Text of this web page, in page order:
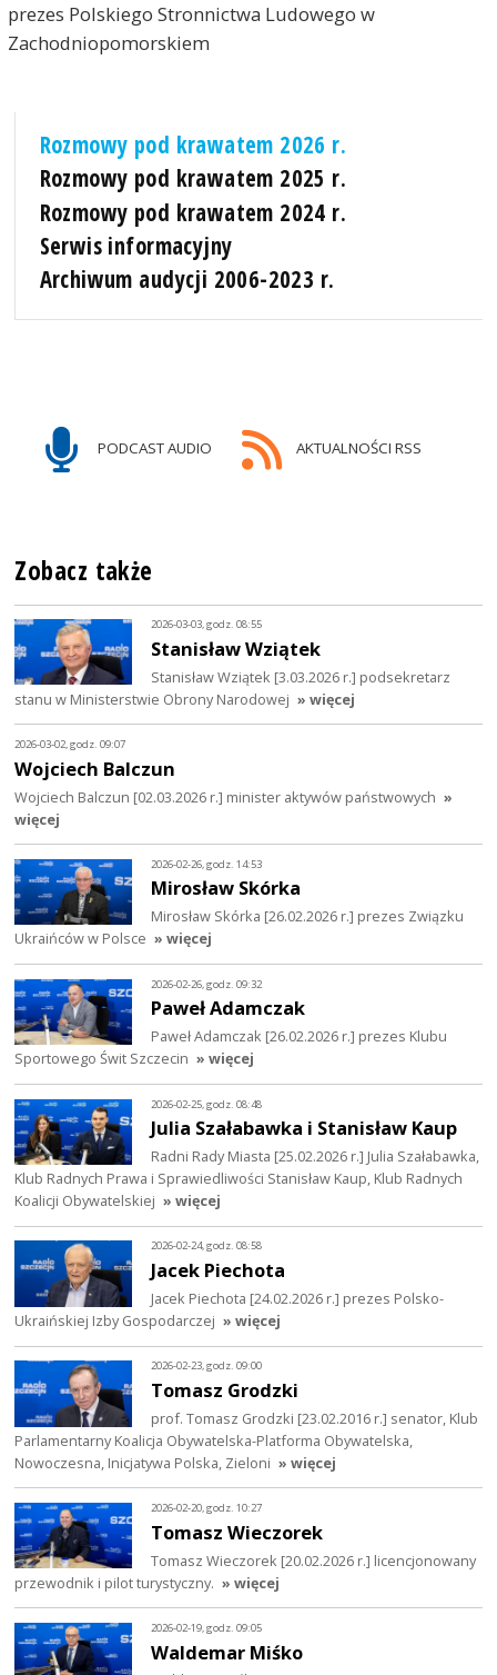
prezes Polskiego Stronnictwa Ludowego w
Zachodniopomorskiem
Rozmowy pod krawatem 2026 r.
Rozmowy pod krawatem 2025 r.
Rozmowy pod krawatem 2024 r.
Serwis informacyjny
Archiwum audycji 2006-2023 r.
PODCAST AUDIO AKTUALNOŚCI RSS
Zobacz także
2026-03-03, godz. 08:55
Stanisław Wziątek
Stanisław Wziątek [3.03.2026 r.] podsekretarz
stanu w Ministerstwie Obrony Narodowej » więcej
2026-03-02, godz. 09:07
Wojciech Balczun
Wojciech Balczun [02.03.2026 r.] minister aktywów państwowych »
więcej
2026-02-26, godz. 14:53
Mirosław Skórka
Mirosław Skórka [26.02.2026 r.] prezes Związku
Ukraińców w Polsce » więcej
2026-02-26, godz. 09:32
Paweł Adamczak
Paweł Adamczak [26.02.2026 r.] prezes Klubu
Sportowego Świt Szczecin » więcej
2026-02-25, godz. 08:48
Julia Szałabawka i Stanisław Kaup
Radni Rady Miasta [25.02.2026 r.] Julia Szałabawka,
Klub Radnych Prawa i Sprawiedliwości Stanisław Kaup, Klub Radnych
Koalicji Obywatelskiej » więcej
2026-02-24, godz. 08:58
Jacek Piechota
Jacek Piechota [24.02.2026 r.] prezes Polsko-
Ukraińskiej Izby Gospodarczej » więcej
2026-02-23, godz. 09:00
Tomasz Grodzki
prof. Tomasz Grodzki [23.02.2016 r.] senator, Klub
Parlamentarny Koalicja Obywatelska-Platforma Obywatelska,
Nowoczesna, Inicjatywa Polska, Zieloni » więcej
2026-02-20, godz. 10:27
Tomasz Wieczorek
Tomasz Wieczorek [20.02.2026 r.] licencjonowany
przewodnik i pilot turystyczny. » więcej
2026-02-19, godz. 09:05
Waldemar Miśko